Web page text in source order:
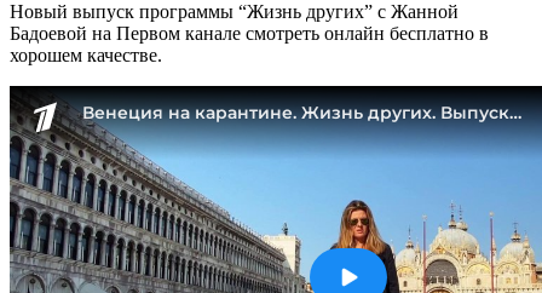
Новый выпуск программы “Жизнь других” с Жанной
Бадоевой на Первом канале смотреть онлайн бесплатно в
хорошем качестве.